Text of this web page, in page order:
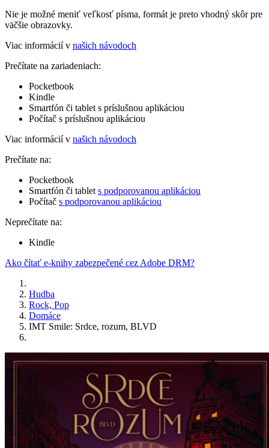
Nie je možné meniť veľkosť písma, formát je preto vhodný skôr pre
väčšie obrazovky.
Viac informácií v našich návodoch
Prečítate na zariadeniach:
Pocketbook
Kindle
Smartfón či tablet s príslušnou aplikáciou
Počítač s príslušnou aplikáciou
Viac informácií v našich návodoch
Prečítate na:
Pocketbook
Smartfón či tablet s podporovanou aplikáciou
Počítač s podporovanou aplikáciou
Neprečítate na:
Kindle
Ako čítať e-knihy zabezpečené cez Adobe DRM?
Hudba
Rock, Pop
Domáce
IMT Smile: Srdce, rozum, BLVD